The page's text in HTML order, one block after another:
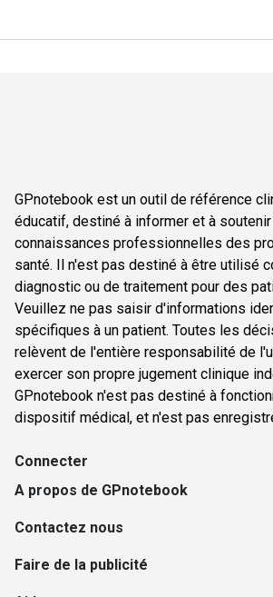
GPnotebook est un outil de référence
éducatif, destiné à informer et à
connaissances professionnelles des
santé. Il n'est pas destiné à être utilisé
diagnostic ou de traitement pour des
Veuillez ne pas saisir d'informations
spécifiques à un patient. Toutes les
relèvent de l'entière responsabilité de
exercer son propre jugement clinique
GPnotebook n'est pas destiné à
dispositif médical, et n'est pas
Connecter
A propos de GPnotebook
Contactez nous
Faire de la publicité